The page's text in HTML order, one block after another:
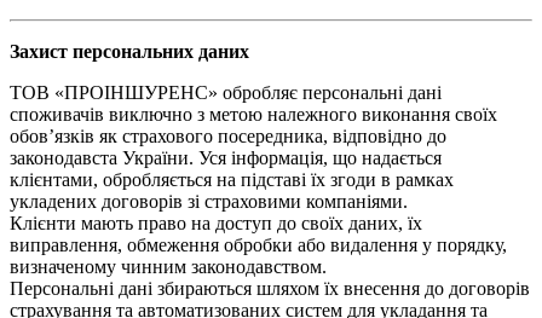
Захист персональних даних
ТОВ «ПРОІНШУРЕНС» обробляє персональні дані
споживачів виключно з метою належного виконання своїх
обов’язків як страхового посередника, відповідно до
законодавста України. Уся інформація, що надається
клієнтами, обробляється на підставі їх згоди в рамках
укладених договорів зі страховими компаніями.
Клієнти мають право на доступ до своїх даних, їх
виправлення, обмеження обробки або видалення у порядку,
визначеному чинним законодавством.
Персональні дані збираються шляхом їх внесення до договорів
страхування та автоматизованих систем для укладання та